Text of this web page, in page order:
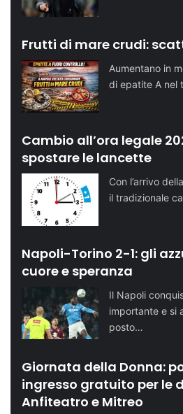
Frutti di mare crudi:
Aumentano in
di epatite A nel
Cambio all’ora legale
spostare le lancette
Con l’arrivo
il tradizionale
Napoli-Torino 2-1: gli
cuore e speranza
Il Napoli
importante e si
posto…
Giornata della Donna:
ingresso gratuito per le
Anfiteatro e Mitreo